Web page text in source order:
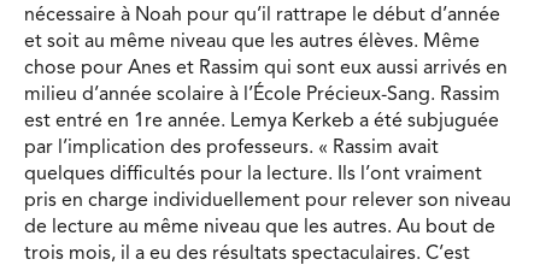
nécessaire à Noah pour qu’il rattrape le début d’année
et soit au même niveau que les autres élèves. Même
chose pour Anes et Rassim qui sont eux aussi arrivés en
milieu d’année scolaire à l’École Précieux-Sang. Rassim
est entré en 1re année. Lemya Kerkeb a été subjuguée
par l’implication des professeurs. « Rassim avait
quelques difficultés pour la lecture. Ils l’ont vraiment
pris en charge individuellement pour relever son niveau
de lecture au même niveau que les autres. Au bout de
trois mois, il a eu des résultats spectaculaires. C’est